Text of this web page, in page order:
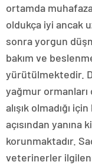
ortamda
oldukça iyi ancak
sonra yorgun
bakım ve
yürütülmektedir.
yağmur
alışık olmadığı
açısından yanına
korunmaktadır.
veterinerler